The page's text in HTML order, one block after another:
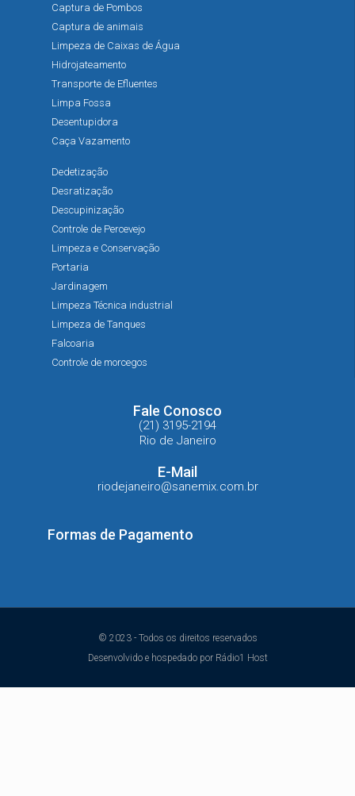
Captura de Pombos
Captura de animais
Limpeza de Caixas de Água
Hidrojateamento
Transporte de Efluentes
Limpa Fossa
Desentupidora
Caça Vazamento
Dedetização
Desratização
Descupinização
Controle de Percevejo
Limpeza e Conservação
Portaria
Jardinagem
Limpeza Técnica industrial
Limpeza de Tanques
Falcoaria
Controle de morcegos
Fale Conosco
(21) 3195-2194
Rio de Janeiro
E-Mail
riodejaneiro@sanemix.com.br
Formas de Pagamento
© 2023 - Todos os direitos reservados
Desenvolvido e hospedado por Rádio1 Host